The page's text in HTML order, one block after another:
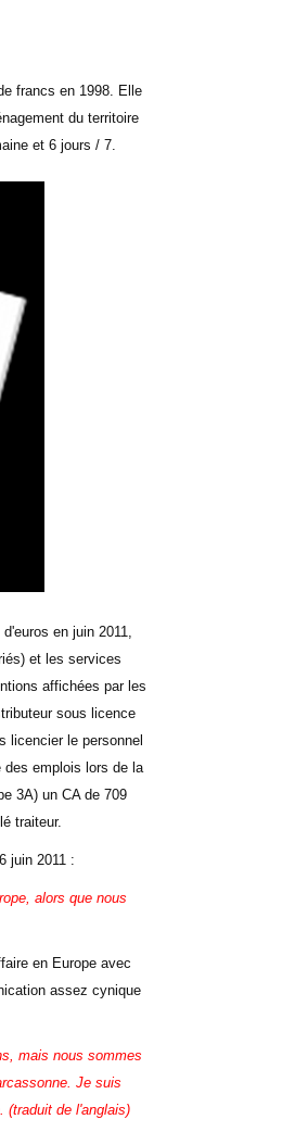
francs en 1998. Elle
du territoire
et 6 jours / 7.
en juin 2011,
et les services
affichées par les
sous licence
licencier le personnel
des emplois lors de la
3A) un CA de 709
traiteur.
juin 2011 :
alors que nous
en Europe avec
assez cynique
mais nous sommes
Je suis
(traduit de l'anglais)